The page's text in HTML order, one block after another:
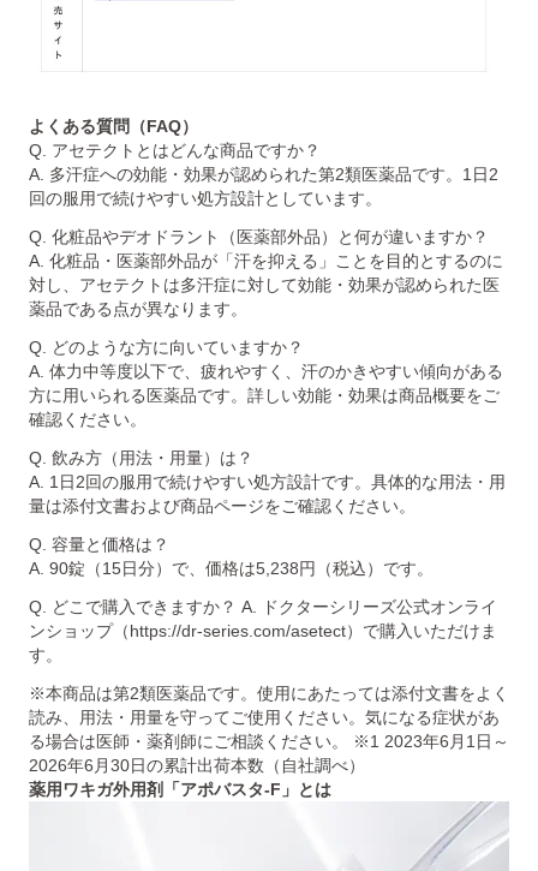
よくある質問（FAQ）
Q. アセテクトとはどんな商品ですか？
A. 多汗症への効能・効果が認められた第2類医薬品です。1日2
回の服用で続けやすい処方設計としています。
Q. 化粧品やデオドラント（医薬部外品）と何が違いますか？
A. 化粧品・医薬部外品が「汗を抑える」ことを目的とするのに
対し、アセテクトは多汗症に対して効能・効果が認められた医
薬品である点が異なります。
Q. どのような方に向いていますか？
A. 体力中等度以下で、疲れやすく、汗のかきやすい傾向がある
方に用いられる医薬品です。詳しい効能・効果は商品概要をご
確認ください。
Q. 飲み方（用法・用量）は？
A. 1日2回の服用で続けやすい処方設計です。具体的な用法・用
量は添付文書および商品ページをご確認ください。
Q. 容量と価格は？
A. 90錠（15日分）で、価格は5,238円（税込）です。
Q. どこで購入できますか？ A. ドクターシリーズ公式オンライ
ンショップ（https://dr-series.com/asetect）で購入いただけま
す。
※本商品は第2類医薬品です。使用にあたっては添付文書をよく
読み、用法・用量を守ってご使用ください。気になる症状があ
る場合は医師・薬剤師にご相談ください。 ※1 2023年6月1日～
2026年6月30日の累計出荷本数（自社調べ）
薬用ワキガ外用剤「アポバスタ-F」とは